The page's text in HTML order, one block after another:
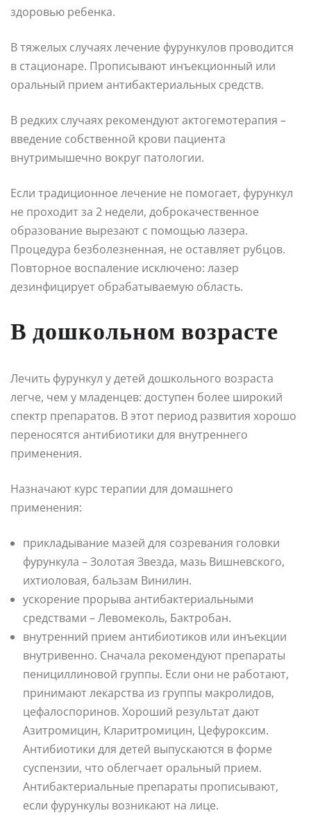
здоровью ребенка.
В тяжелых случаях лечение фурункулов проводится
в стационаре. Прописывают инъекционный или
оральный прием антибактериальных средств.
В редких случаях рекомендуют актогемотерапия –
введение собственной крови пациента
внутримышечно вокруг патологии.
Если традиционное лечение не помогает, фурункул
не проходит за 2 недели, доброкачественное
образование вырезают с помощью лазера.
Процедура безболезненная, не оставляет рубцов.
Повторное воспаление исключено: лазер
дезинфицирует обрабатываемую область.
В дошкольном возрасте
Лечить фурункул у детей дошкольного возраста
легче, чем у младенцев: доступен более широкий
спектр препаратов. В этот период развития хорошо
переносятся антибиотики для внутреннего
применения.
Назначают курс терапии для домашнего
применения:
прикладывание мазей для созревания головки
фурункула – Золотая Звезда, мазь Вишневского,
ихтиоловая, бальзам Винилин.
ускорение прорыва антибактериальными
средствами – Левомеколь, Бактробан.
внутренний прием антибиотиков или инъекции
внутривенно. Сначала рекомендуют препараты
пенициллиновой группы. Если они не работают,
принимают лекарства из группы макролидов,
цефалоспоринов. Хороший результат дают
Азитромицин, Кларитромицин, Цефуроксим.
Антибиотики для детей выпускаются в форме
суспензии, что облегчает оральный прием.
Антибактериальные препараты прописывают,
если фурункулы возникают на лице.